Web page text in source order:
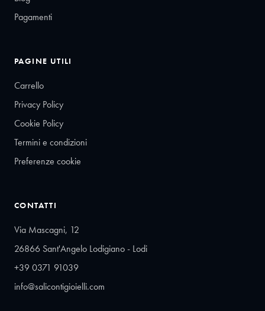
Pagamenti
PAGINE UTILI
Carrello
Privacy Policy
Cookie Policy
Termini e condizioni
Preferenze cookie
CONTATTI
Via Mascagni, 12
26866 Sant'Angelo Lodigiano - Lodi
+39 0371 91039
info@salicontigioielli.com